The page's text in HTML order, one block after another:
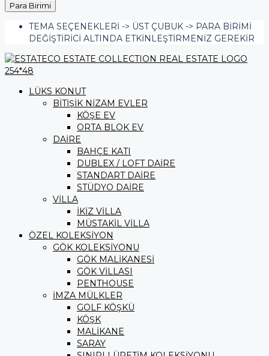
Para Birimi
TEMA SEÇENEKLERI -> ÜST ÇUBUK -> PARA BIRIMI
DEĞIŞTIRICI ALTINDA ETKINLEŞTIRMENIZ GEREKIR
LÜKS KONUT
BİTİŞİK NİZAM EVLER
KÖŞE EV
ORTA BLOK EV
DAİRE
BAHÇE KATI
DUBLEX / LOFT DAİRE
STANDART DAİRE
STÜDYO DAİRE
VİLLA
İKİZ VİLLA
MÜSTAKİL VİLLA
ÖZEL KOLEKSİYON
GÖK KOLEKSİYONU
GÖK MALİKANESİ
GÖK VİLLASI
PENTHOUSE
İMZA MÜLKLER
GOLF KÖŞKÜ
KÖŞK
MALİKANE
SARAY